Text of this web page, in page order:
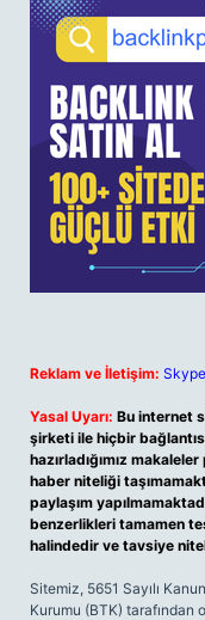
Reklam ve İletişim:
Yasal Uyarı: Bu internet
şirketi ile hiçbir
hazırladığımız
haber niteliği
paylaşım
benzerlikleri tamamen
halindedir ve tavsiye
Sitemiz, 5651 Sayılı
Kurumu (BTK) tarafından